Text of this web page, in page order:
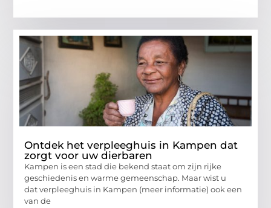
Ontdek het verpleeghuis in Kampen dat
zorgt voor uw dierbaren
Kampen is een stad die bekend staat om zijn rijke
geschiedenis en warme gemeenschap. Maar wist u
dat verpleeghuis in Kampen (meer informatie) ook een
van de